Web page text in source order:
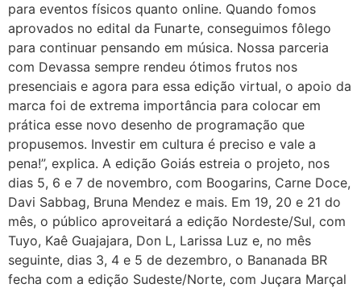
para eventos físicos quanto online. Quando fomos
aprovados no edital da Funarte, conseguimos fôlego
para continuar pensando em música. Nossa parceria
com Devassa sempre rendeu ótimos frutos nos
presenciais e agora para essa edição virtual, o apoio da
marca foi de extrema importância para colocar em
prática esse novo desenho de programação que
propusemos. Investir em cultura é preciso e vale a
pena!”, explica. A edição Goiás estreia o projeto, nos
dias 5, 6 e 7 de novembro, com Boogarins, Carne Doce,
Davi Sabbag, Bruna Mendez e mais. Em 19, 20 e 21 do
mês, o público aproveitará a edição Nordeste/Sul, com
Tuyo, Kaê Guajajara, Don L, Larissa Luz e, no mês
seguinte, dias 3, 4 e 5 de dezembro, o Bananada BR
fecha com a edição Sudeste/Norte, com Juçara Marçal